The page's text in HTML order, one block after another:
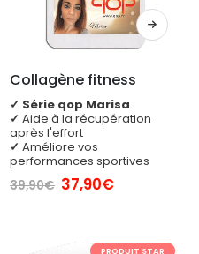
Collagène fitness
✓ Série qop Marisa
✓ Aide à la récupération
après l'effort
✓ Améliore vos
performances sportives
39,90€ Le
prix
39,90€.
37,90€Le
37,90€.
PRODUIT STAR